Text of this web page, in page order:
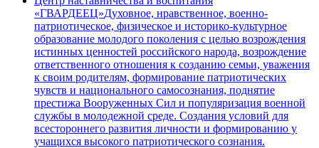
«ГВАРДЕЕЦ»Духовное, нравственное, военно-
патриотическое, физическое и историко-культурное
образование молодого поколения с целью возрождения
истинных ценностей российского народа, возрождение
ответственного отношения к созданию семьи, уважения
к своим родителям, формирование патриотических
чувств и национального самосознания, поднятие
престижа Вооруженных Сил и популяризация военной
службы в молодежной среде. Создания условий для
всестороннего развития личности и формированию у
учащихся высокого патриотического сознания.